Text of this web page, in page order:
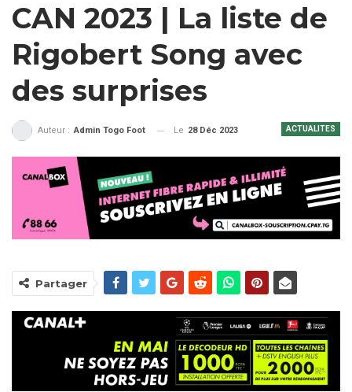
CAN 2023 | La liste de
Rigobert Song avec
des surprises
ACTUALITES
Auteur : Admin Togo Foot Le 28 Déc 2023
Partager